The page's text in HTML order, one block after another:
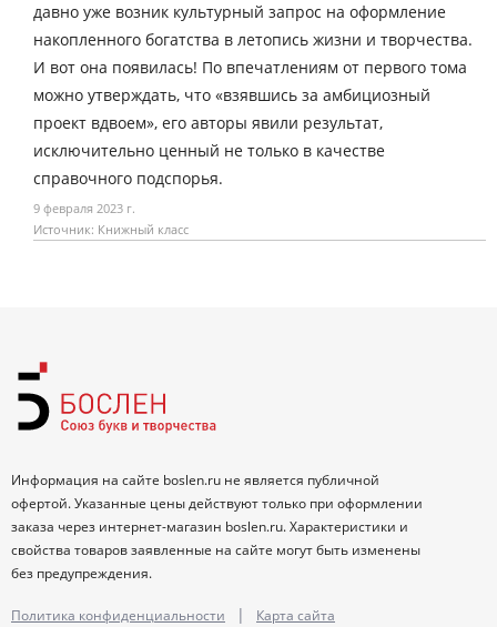
давно уже возник культурный запрос на оформление
накопленного богатства в летопись жизни и творчества.
И вот она появилась! По впечатлениям от первого тома
можно утверждать, что «взявшись за амбициозный
проект вдвоем», его авторы явили результат,
исключительно ценный не только в качестве
справочного подспорья.
9 февраля 2023 г.
Источник: Книжный класс
Информация на сайте boslen.ru не является публичной
офертой. Указанные цены действуют только при оформлении
заказа через интернет-магазин boslen.ru. Характеристики и
свойства товаров заявленные на сайте могут быть изменены
без предупреждения.
Политика конфиденциальности | Карта сайта